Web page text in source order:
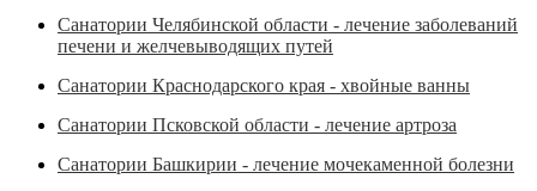
Санатории Челябинской области - лечение заболеваний
печени и желчевыводящих путей
Санатории Краснодарского края - хвойные ванны
Санатории Псковской области - лечение артроза
Санатории Башкирии - лечение мочекаменной болезни